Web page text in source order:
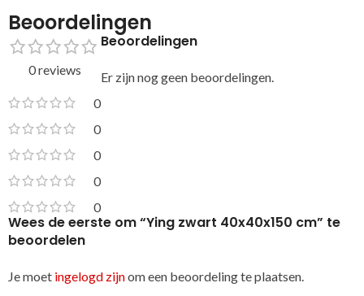
Beoordelingen
0 reviews
0
0
0
0
0
Beoordelingen
Er zijn nog geen beoordelingen.
Wees de eerste om “Ying zwart 40x40x150 cm” te
beoordelen
Je moet ingelogd zijnom een beoordeling te plaatsen.